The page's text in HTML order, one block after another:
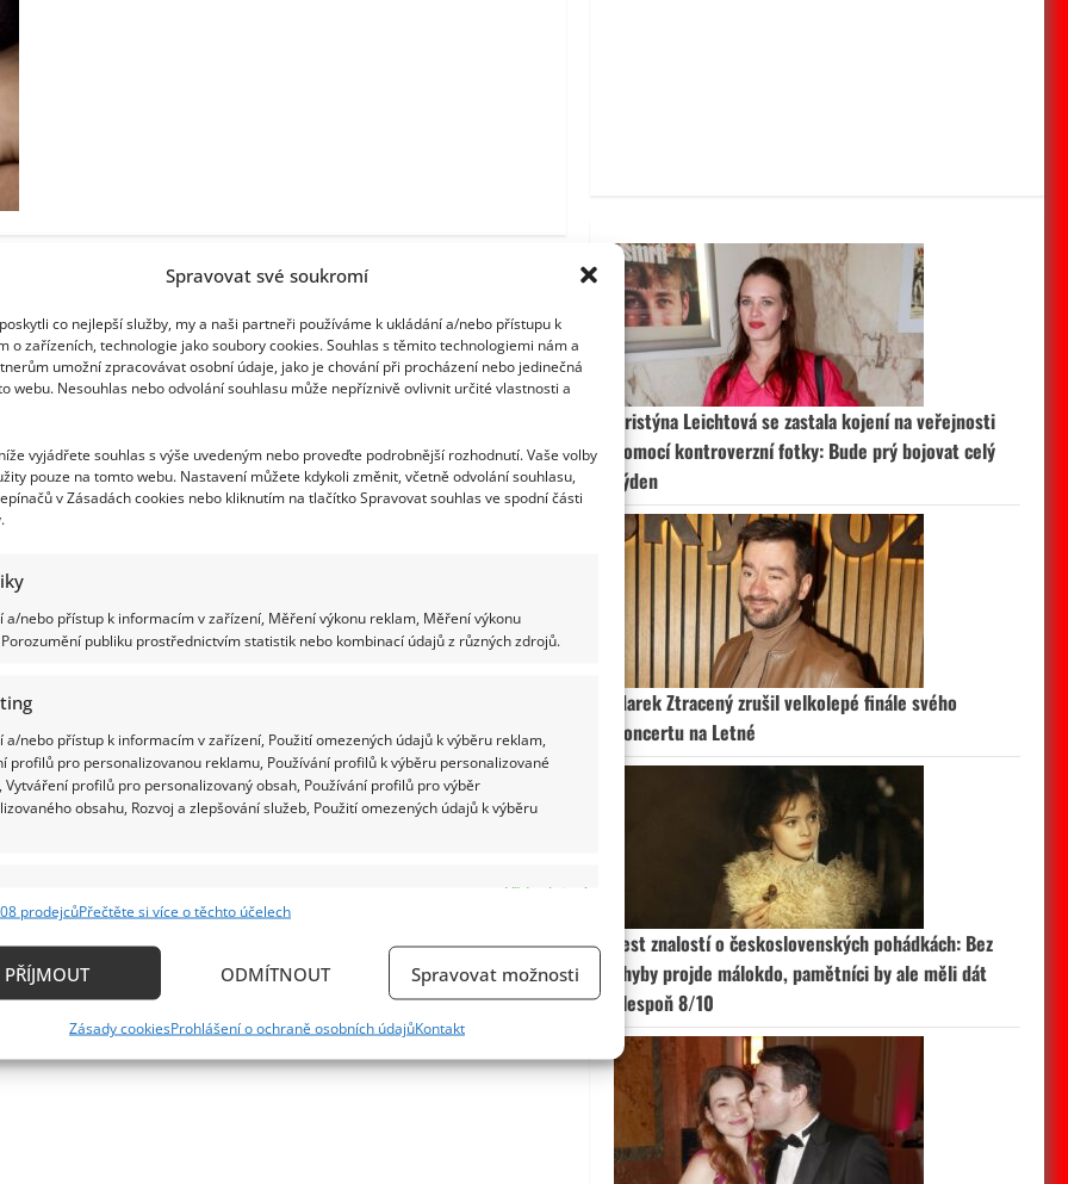
Spravovat své soukromí
co nejlepší služby, my a naši partneři používáme k ukládání a/nebo přístupu k
o zařízeních, technologie jako soubory cookies. Souhlas s těmito technologiemi nám a
umožní zpracovávat osobní údaje, jako je chování při procházení nebo jedinečná
webu. Nesouhlas nebo odvolání souhlasu může nepříznivě ovlivnit určité vlastnosti a
vyjádřete souhlas s výše uvedeným nebo proveďte podrobnější rozhodnutí. Vaše volby
pouze na tomto webu. Nastavení můžete kdykoli změnit, včetně odvolání souhlasu,
v Zásadách cookies nebo kliknutím na tlačítko Spravovat souhlas ve spodní části
a/nebo přístup k informacím v zařízení, Měření výkonu reklam, Měření výkonu
publiku prostřednictvím statistik nebo kombinací údajů z různých zdrojů.
a/nebo přístup k informacím v zařízení, Použití omezených údajů k výběru reklam,
profilů pro personalizovanou reklamu, Používání profilů k výběru personalizované
Vytváření profilů pro personalizovaný obsah, Používání profilů pro výběr
obsahu, Rozvoj a zlepšování služeb, Použití omezených údajů k výběru
Vždy aktivní
zařízení na základě automaticky přenášených informací.
aktivně požadovaných informací.
prodejcůPřečtěte si více o těchto účelech
PŘÍJMOUT ODMÍTNOUT Spravovat možnosti
Zásady cookiesProhlášení o ochraně osobních údajůKontakt
Kristýna Leichtová se zastala kojení na veřejnosti
pomocí kontroverzní fotky: Bude prý bojovat celý
týden
Marek Ztracený zrušil velkolepé finále svého
koncertu na Letné
Test znalostí o československých pohádkách: Bez
chyby projde málokdo, pamětníci by ale měli dát
alespoň 8/10